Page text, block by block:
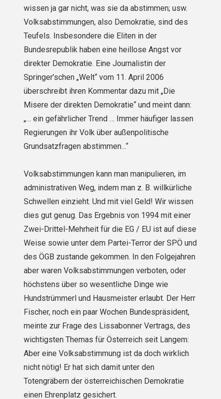
wissen ja gar nicht, was sie da abstimmen; usw.
Volksabstimmungen, also Demokratie, sind des
Teufels. Insbesondere die Eliten in der
Bundesrepublik haben eine heillose Angst vor
direkter Demokratie. Eine Journalistin der
Springer’schen „Welt“ vom 11. April 2006
überschreibt ihren Kommentar dazu mit „Die
Misere der direkten Demokratie“ und meint dann:
„… ein gefährlicher Trend … Immer häufiger lassen
Regierungen ihr Volk über außenpolitische
Grundsatzfragen abstimmen…“
Volksabstimmungen kann man manipulieren, im
administrativen Weg, indem man z. B. willkürliche
Schwellen einzieht. Und mit viel Geld! Wir wissen
dies gut genug. Das Ergebnis von 1994 mit einer
Zwei-Drittel-Mehrheit für die EG / EU ist auf diese
Weise sowie unter dem Partei-Terror der SPÖ und
des ÖGB zustande gekommen. In den Folgejahren
aber waren Volksabstimmungen verboten, oder
höchstens über so wesentliche Dinge wie
Hundstrümmerl und Hausmeister erlaubt. Der Herr
Fischer, noch ein paar Wochen Bundespräsident,
meinte zur Frage des Lissabonner Vertrags, des
wichtigsten Themas für Österreich seit Langem:
Aber eine Volksabstimmung ist da doch wirklich
nicht nötig! Er hat sich damit unter den
Totengräbern der österreichischen Demokratie
einen Ehrenplatz gesichert.